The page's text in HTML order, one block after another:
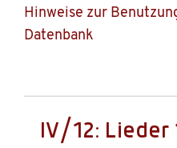
Hinweise zur
Datenbank
IV/12: Lieder